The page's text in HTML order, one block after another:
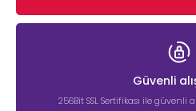
Güvenli
256Bit SSL Sertifikası ile güvenli